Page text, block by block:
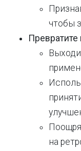
чтобы
на